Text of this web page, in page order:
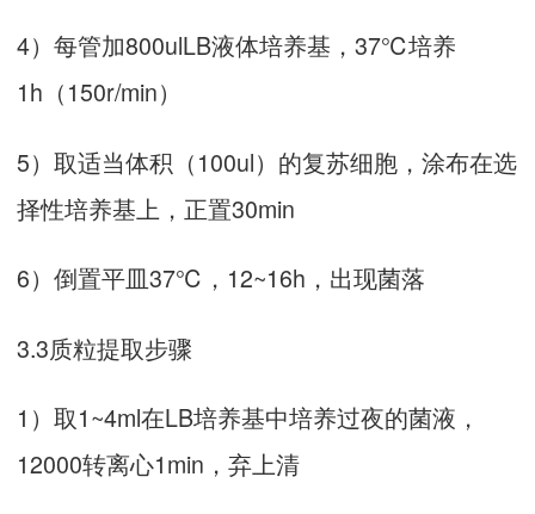
4）每管加800ulLB液体培养基，37℃培养
1h（150r/min）
5）取适当体积（100ul）的复苏细胞，涂布在选
择性培养基上，正置30min
6）倒置平皿37℃，12~16h，出现菌落
3.3质粒提取步骤
1）取1~4ml在LB培养基中培养过夜的菌液，
12000转离心1min，弃上清